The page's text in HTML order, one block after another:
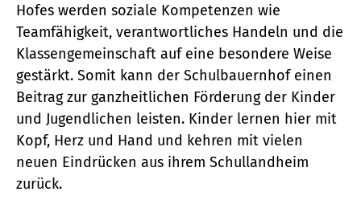
Hofes werden soziale Kompetenzen wie
Teamfähigkeit, verantwortliches Handeln und die
Klassengemeinschaft auf eine besondere Weise
gestärkt. Somit kann der Schulbauernhof einen
Beitrag zur ganzheitlichen Förderung der Kinder
und Jugendlichen leisten. Kinder lernen hier mit
Kopf, Herz und Hand und kehren mit vielen
neuen Eindrücken aus ihrem Schullandheim
zurück.